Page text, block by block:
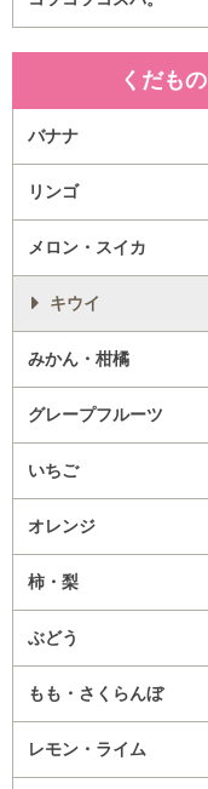
くだもの
バナナ
リンゴ
メロン・スイカ
キウイ
みかん・柑橘
グレープフルーツ
いちご
オレンジ
柿・梨
ぶどう
もも・さくらんぼ
レモン・ライム